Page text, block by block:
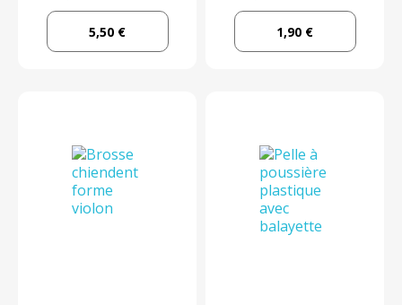
5,50 € 1,90 €